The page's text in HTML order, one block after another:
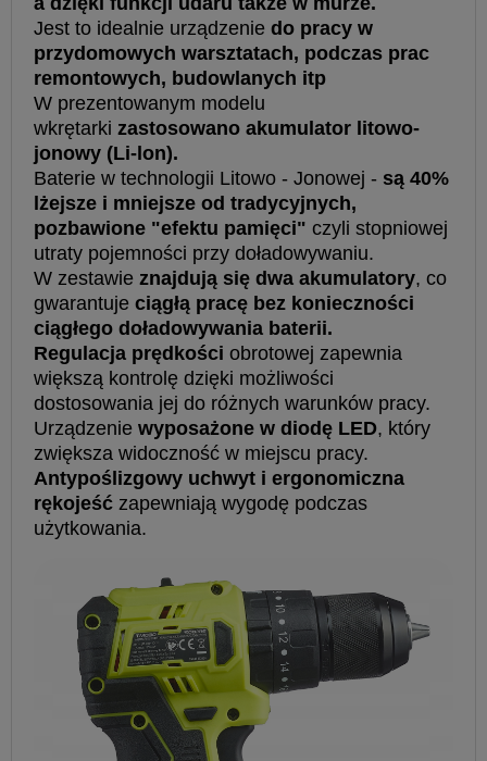
Jest to idealnie urządzenie do pracy w
przydomowych warsztatach, podczas prac
remontowych, budowlanych itp
W prezentowanym modelu
wkrętarki zastosowano akumulator litowo-
jonowy (Li-lon).
Baterie w technologii Litowo - Jonowej - są 40%
lżejsze i mniejsze od tradycyjnych,
pozbawione "efektu pamięci" czyli stopniowej
utraty pojemności przy doładowywaniu.
W zestawie znajdują się dwa akumulatory, co
gwarantuje ciągłą pracę bez konieczności
ciągłego doładowywania baterii.
Regulacja prędkości obrotowej zapewnia
większą kontrolę dzięki możliwości
dostosowania jej do różnych warunków pracy.
Urządzenie wyposażone w diodę LED, który
zwiększa widoczność w miejscu pracy.
Antypoślizgowy uchwyt i ergonomiczna
rękojeść zapewniają wygodę podczas
użytkowania.